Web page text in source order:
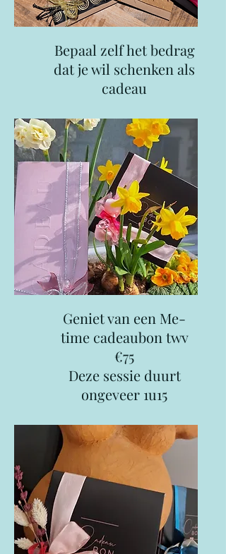
Bepaal zelf het bedrag
dat je wil schenken als
cadeau
Geniet van een Me-
time cadeaubon twv
€75
Deze sessie duurt
ongeveer 1u15